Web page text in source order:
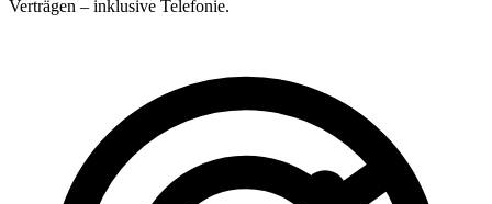
Verträgen – inklusive Telefonie.